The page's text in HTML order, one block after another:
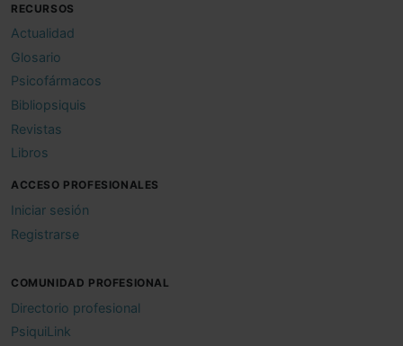
RECURSOS
Actualidad
Glosario
Psicofármacos
Bibliopsiquis
Revistas
Libros
ACCESO PROFESIONALES
Iniciar sesión
Registrarse
COMUNIDAD PROFESIONAL
Directorio profesional
PsiquiLink